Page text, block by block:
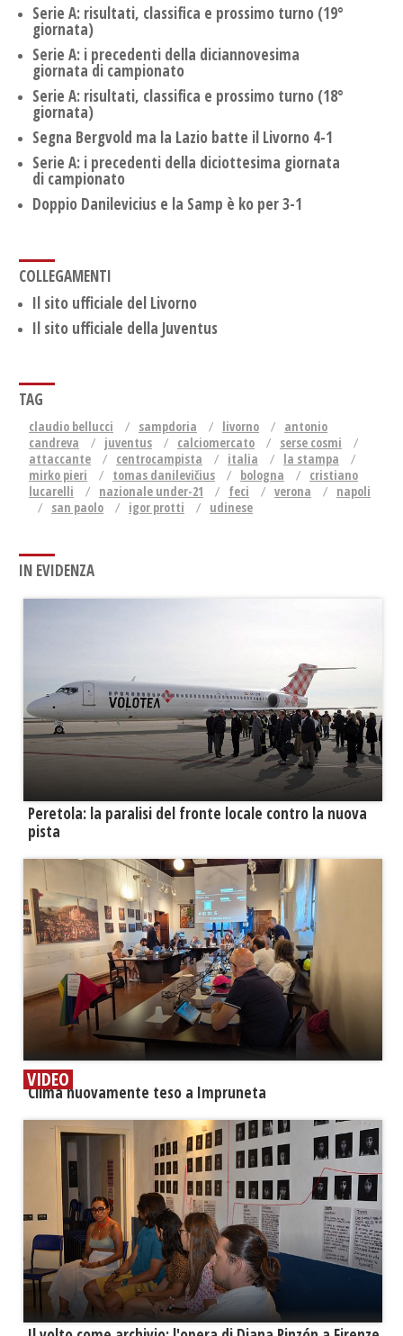
Serie A: risultati, classifica e prossimo turno (19°
giornata)
Serie A: i precedenti della diciannovesima
giornata di campionato
Serie A: risultati, classifica e prossimo turno (18°
giornata)
Segna Bergvold ma la Lazio batte il Livorno 4-1
Serie A: i precedenti della diciottesima giornata
di campionato
Doppio Danilevicius e la Samp è ko per 3-1
COLLEGAMENTI
Il sito ufficiale del Livorno
Il sito ufficiale della Juventus
TAG
claudio bellucci sampdoria livorno
antonio
candreva
juventus calciomercato
serse cosmi
attaccante
centrocampista italia
la stampa
mirko pieri
tomas danilevičius bologna
cristiano
lucarelli
nazionale under-21 feci verona
napoli
san paolo
igor protti udinese
IN EVIDENZA
Peretola: la paralisi del fronte locale contro la nuova
pista
VIDEO
​Clima nuovamente teso a Impruneta